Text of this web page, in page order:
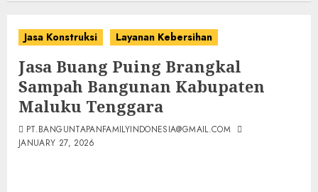
Jasa Konstruksi Layanan Kebersihan
Jasa Buang Puing Brangkal
Sampah Bangunan Kabupaten
Maluku Tenggara
PT.BANGUNTAPANFAMILYINDONESIA@GMAIL.COM
JANUARY 27, 2026